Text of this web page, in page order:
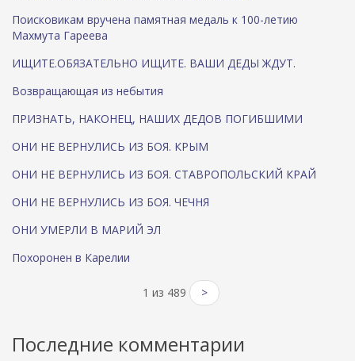
Поисковикам вручена памятная медаль к 100-летию
Махмута Гареева
ИЩИТЕ.ОБЯЗАТЕЛЬНО ИЩИТЕ. ВАШИ ДЕДЫ ЖДУТ.
Возвращающая из небытия
ПРИЗНАТЬ, НАКОНЕЦ, НАШИХ ДЕДОВ ПОГИБШИМИ
ОНИ НЕ ВЕРНУЛИСЬ ИЗ БОЯ. КРЫМ
ОНИ НЕ ВЕРНУЛИСЬ ИЗ БОЯ. СТАВРОПОЛЬСКИЙ КРАЙ
ОНИ НЕ ВЕРНУЛИСЬ ИЗ БОЯ. ЧЕЧНЯ
ОНИ УМЕРЛИ В МАРИЙ ЭЛ
Похоронен в Карелии
1 из 489 >
Последние комментарии